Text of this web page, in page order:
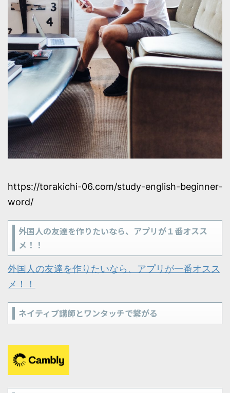
https://torakichi-06.com/study-english-beginner-
word/
外国人の友達を作りたいなら、アプリが１番オスス
メ！！
外国人の友達を作りたいなら、アプリが一番オスス
メ！！
ネイティブ講師とワンタッチで繋がる